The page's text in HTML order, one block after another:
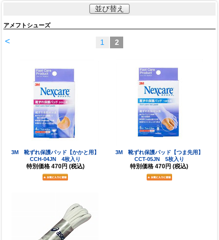
並び替え
アメフトシューズ
< 1 2
3M 靴ずれ保護パッド【かかと用】
CCH-04JN 4枚入り
特別価格 470円 (税込)
3M 靴ずれ保護パッド【つま先用】
CCT-05JN 5枚入り
特別価格 470円 (税込)